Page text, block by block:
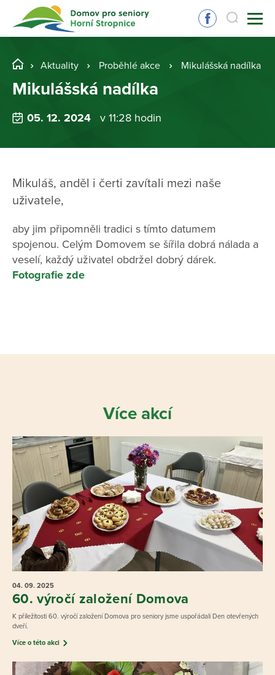
Aktuality Proběhlé akce Mikulášská nadílka
Mikulášská nadílka
05. 12. 2024 v 11:28 hodin
Mikuláš, anděl i čerti zavítali mezi naše
uživatele,
aby jim připomněli tradici s tímto datumem
spojenou. Celým Domovem se šířila dobrá nálada a
veselí, každý uživatel obdržel dobrý dárek.
Fotografie zde
Více akcí
04. 09. 2025
60. výročí založení Domova
K příležitosti 60. výročí založení Domova pro seniory jsme uspořádali Den otevřených
dveří.
Více o této akci